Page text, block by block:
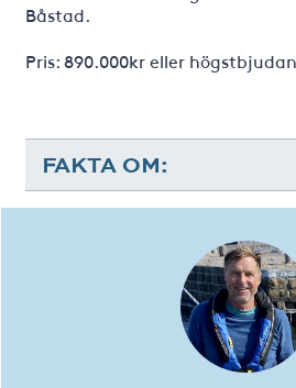
Båstad.
Pris: 890.000kr eller
FAKTA OM: